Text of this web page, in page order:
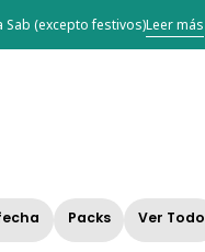
Packs Ver Todo
Sab (excepto festivos)Leer más